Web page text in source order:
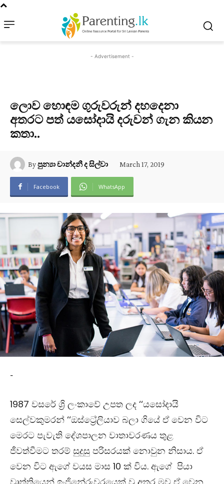
- Advertisement -
ලොව හොඳම ගුරුවරුන් දහදෙනා
අතරට පත් යසෝදායි දරුවන් ගැන කියන
කතා..
Byපුන්‍යා චාන්දනී ද සිල්වා March 17, 2019
Facebook WhatsApp
-
1987 වසරේ ශ්‍රි ලංකාවේ උපත ලද ‘‘යසෝදායි
සෙල්වකුමරන් ‘‘ඔස්ට්‍රේලියාව බලා ගියේ ඒ වෙන විට
මෙරට පැවැති දේශපාලන වාතාවරණය තුළ
ජීවත්වීමට තරම් සුදුසු පරිසරයක් නොවුන නිසාය. ඒ
වෙන විට ඇගේ වයස මාස 10 ක් විය. ඇගේ පියා